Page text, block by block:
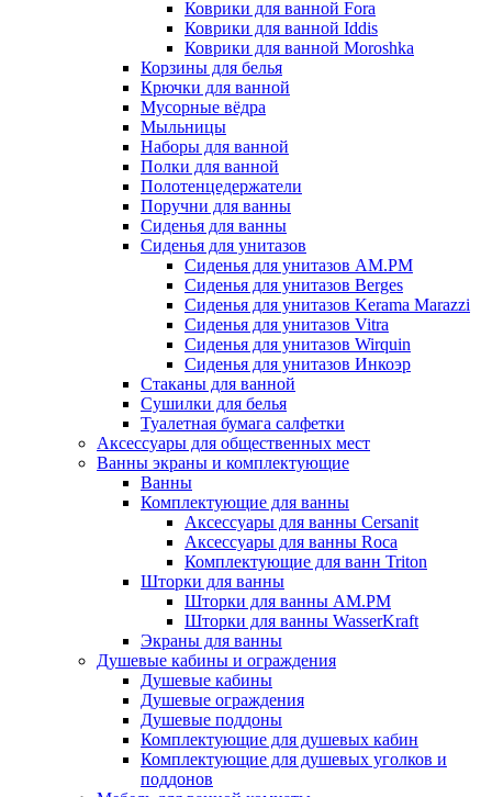
Коврики для ванной Fora
Коврики для ванной Iddis
Коврики для ванной Moroshka
Корзины для белья
Крючки для ванной
Мусорные вёдра
Мыльницы
Наборы для ванной
Полки для ванной
Полотенцедержатели
Поручни для ванны
Сиденья для ванны
Сиденья для унитазов
Сиденья для унитазов AM.PM
Сиденья для унитазов Berges
Сиденья для унитазов Kerama Marazzi
Сиденья для унитазов Vitra
Сиденья для унитазов Wirquin
Сиденья для унитазов Инкоэр
Стаканы для ванной
Сушилки для белья
Туалетная бумага салфетки
Аксессуары для общественных мест
Ванны экраны и комплектующие
Ванны
Комплектующие для ванны
Аксессуары для ванны Cersanit
Аксессуары для ванны Roca
Комплектующие для ванн Triton
Шторки для ванны
Шторки для ванны AM.PM
Шторки для ванны WasserKraft
Экраны для ванны
Душевые кабины и ограждения
Душевые кабины
Душевые ограждения
Душевые поддоны
Комплектующие для душевых кабин
Комплектующие для душевых уголков и
поддонов